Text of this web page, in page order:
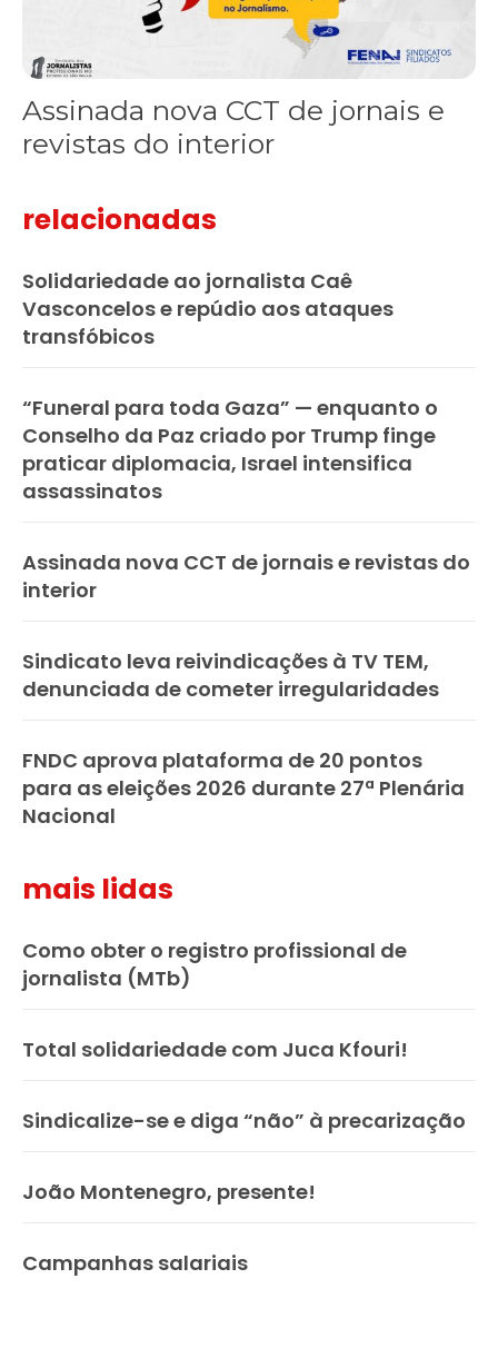
Assinada nova CCT de jornais e
revistas do interior
relacionadas
Solidariedade ao jornalista Caê
Vasconcelos e repúdio aos ataques
transfóbicos
“Funeral para toda Gaza” — enquanto o
Conselho da Paz criado por Trump finge
praticar diplomacia, Israel intensifica
assassinatos
Assinada nova CCT de jornais e revistas do
interior
Sindicato leva reivindicações à TV TEM,
denunciada de cometer irregularidades
FNDC aprova plataforma de 20 pontos
para as eleições 2026 durante 27ª Plenária
Nacional
mais lidas
Como obter o registro profissional de
jornalista (MTb)
Total solidariedade com Juca Kfouri!
Sindicalize-se e diga “não” à precarização
João Montenegro, presente!
Campanhas salariais